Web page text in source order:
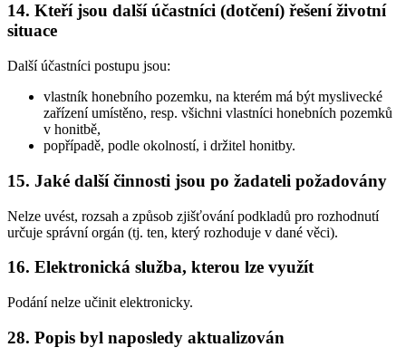
14. Kteří jsou další účastníci (dotčení) řešení životní
situace
Další účastníci postupu jsou:
vlastník honebního pozemku, na kterém má být myslivecké
zařízení umístěno, resp. všichni vlastníci honebních pozemků
v honitbě,
popřípadě, podle okolností, i držitel honitby.
15. Jaké další činnosti jsou po žadateli požadovány
Nelze uvést, rozsah a způsob zjišťování podkladů pro rozhodnutí
určuje správní orgán (tj. ten, který rozhoduje v dané věci).
16. Elektronická služba, kterou lze využít
Podání nelze učinit elektronicky.
28. Popis byl naposledy aktualizován